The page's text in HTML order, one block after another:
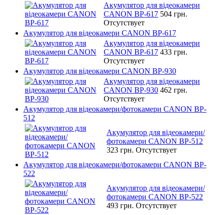
Акумулятор для відеокамери
CANON BP-617 504 грн.
Отсутствует
Акумулятор для відеокамери CANON BP-617
Акумулятор для відеокамери
CANON BP-617 433 грн.
Отсутствует
Акумулятор для відеокамери CANON BP-930
Акумулятор для відеокамери
CANON BP-930 462 грн.
Отсутствует
Акумулятор для відеокамери/фотокамери CANON BP-
512
Акумулятор для відеокамери/
фотокамери CANON BP-512
323 грн. Отсутствует
Акумулятор для відеокамери/фотокамери CANON BP-
522
Акумулятор для відеокамери/
фотокамери CANON BP-522
493 грн. Отсутствует